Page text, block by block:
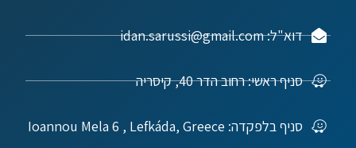
דוא"ל: idan.sarussi@gmail.com
סניף ראשי: רחוב הדר 40, קיסריה
סניף בלפקדה: Ioannou Mela 6 , Lefkáda, Greece